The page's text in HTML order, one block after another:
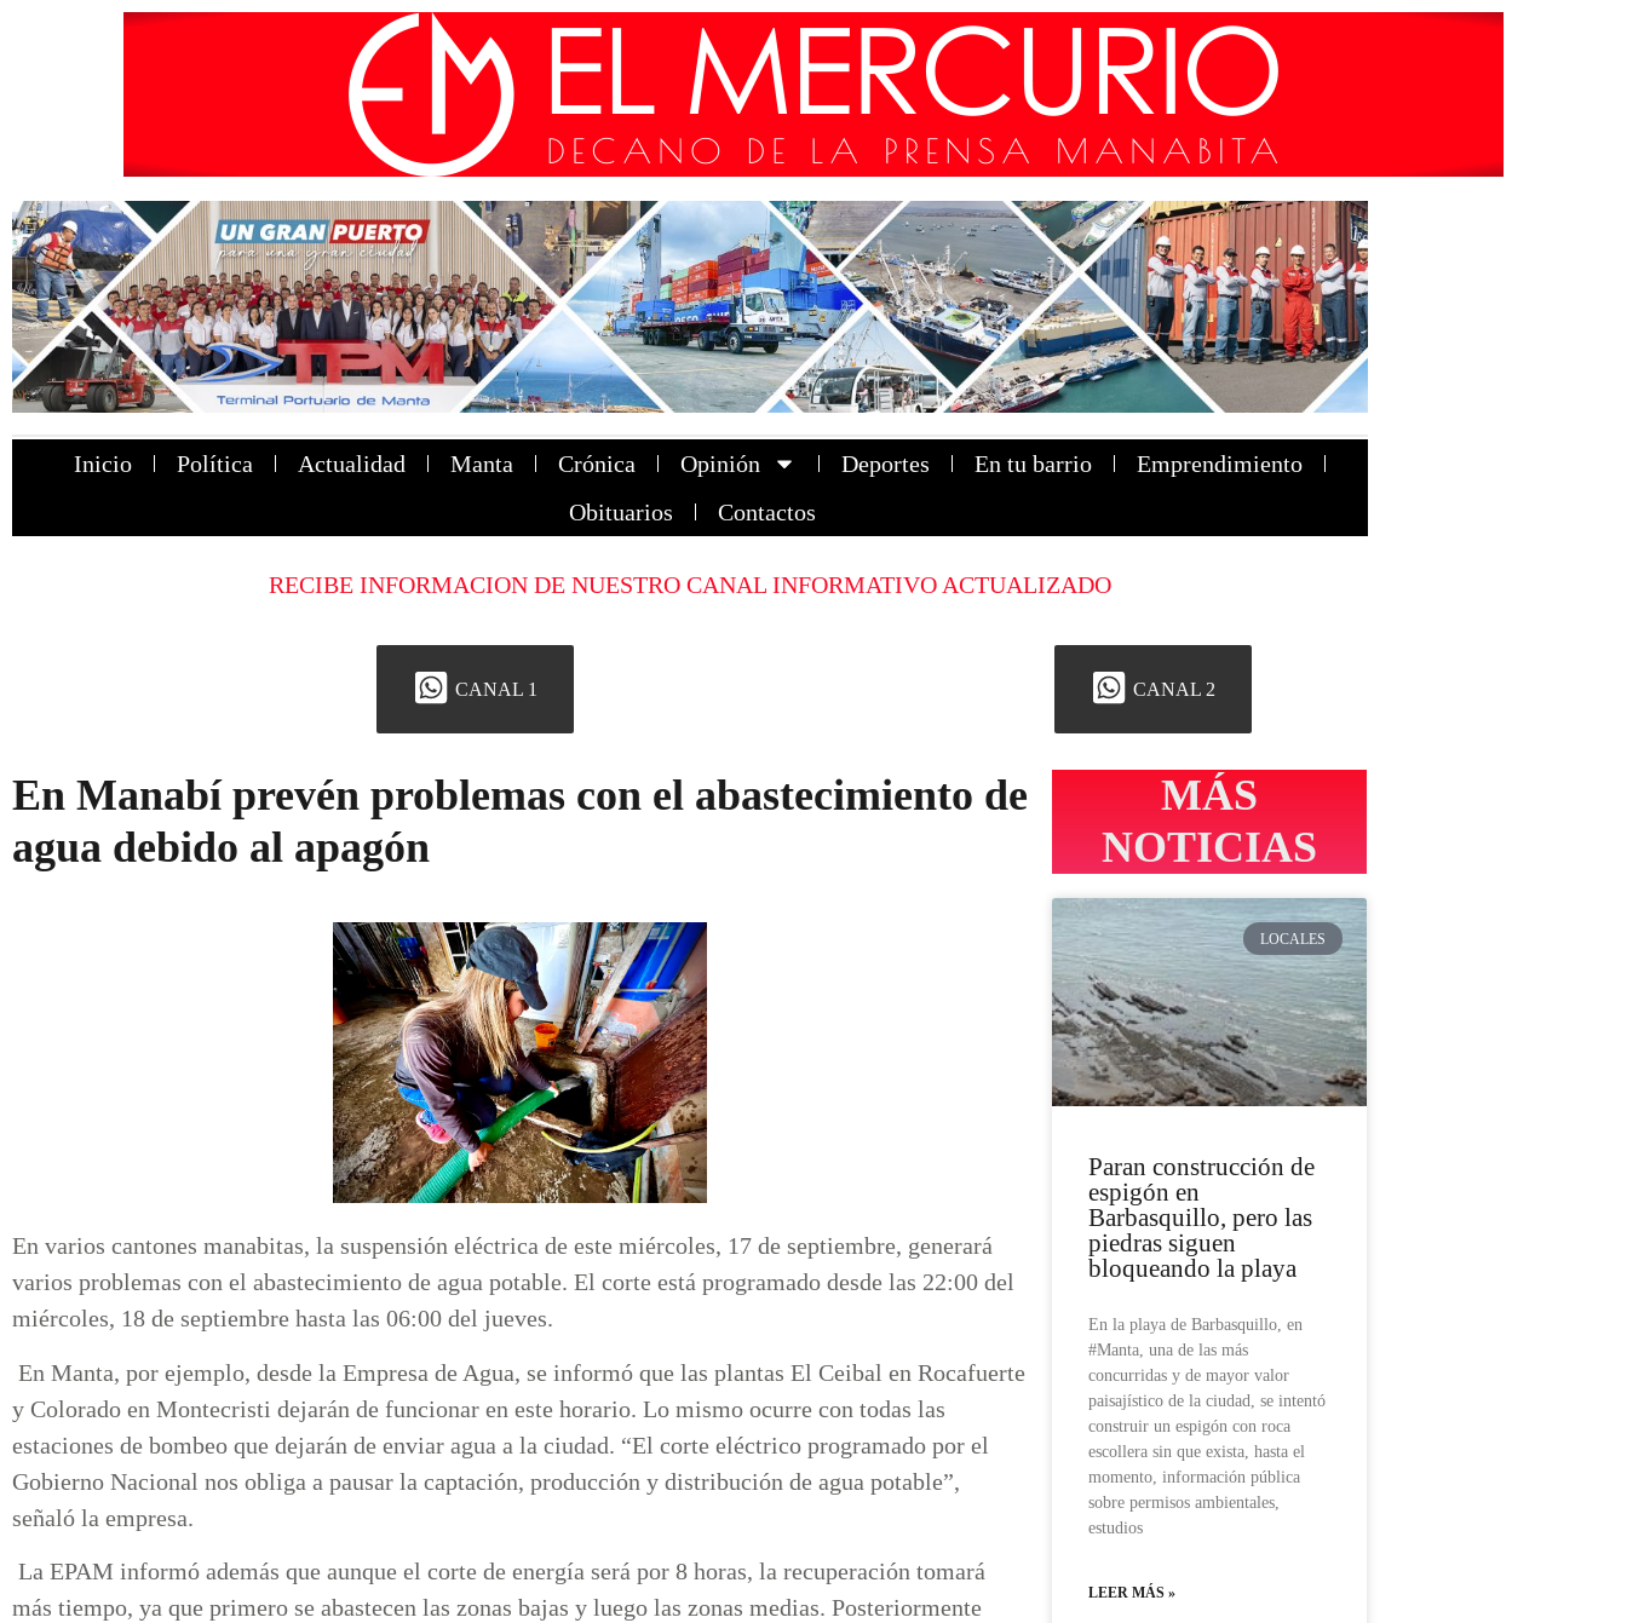
Inicio Política Actualidad Manta Crónica Opinión Deportes En tu barrio
Emprendimiento
Obituarios
Contactos
RECIBE INFORMACION DE NUESTRO CANAL INFORMATIVO ACTUALIZADO
CANAL 1 CANAL 2
En Manabí prevén problemas con el abastecimiento de
agua debido al apagón
En varios cantones manabitas, la suspensión eléctrica de este miércoles, 17 de septiembre, generará
varios problemas con el abastecimiento de agua potable. El corte está programado desde las 22:00 del
miércoles, 18 de septiembre hasta las 06:00 del jueves.
En Manta, por ejemplo, desde la Empresa de Agua, se informó que las plantas El Ceibal en Rocafuerte
y Colorado en Montecristi dejarán de funcionar en este horario. Lo mismo ocurre con todas las
estaciones de bombeo que dejarán de enviar agua a la ciudad. “El corte eléctrico programado por el
Gobierno Nacional nos obliga a pausar la captación, producción y distribución de agua potable”,
señaló la empresa.
La EPAM informó además que aunque el corte de energía será por 8 horas, la recuperación tomará
más tiempo, ya que primero se abastecen las zonas bajas y luego las zonas medias. Posteriormente
MÁS
NOTICIAS
LOCALES
Paran construcción de
espigón en
Barbasquillo, pero las
piedras siguen
bloqueando la playa
En la playa de Barbasquillo, en
#Manta, una de las más
concurridas y de mayor valor
paisajístico de la ciudad, se intentó
construir un espigón con roca
escollera sin que exista, hasta el
momento, información pública
sobre permisos ambientales,
estudios
LEER MÁS »